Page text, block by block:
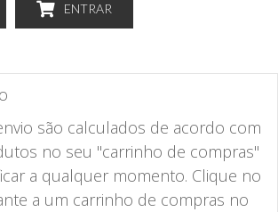
ENTRAR
são calculados de acordo com
no seu "carrinho de compras"
a qualquer momento. Clique no
a um carrinho de compras no